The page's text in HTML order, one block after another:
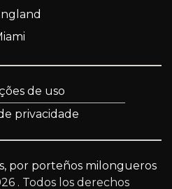
de uso
privacidade
por porteños milongueros
. Todos los derechos